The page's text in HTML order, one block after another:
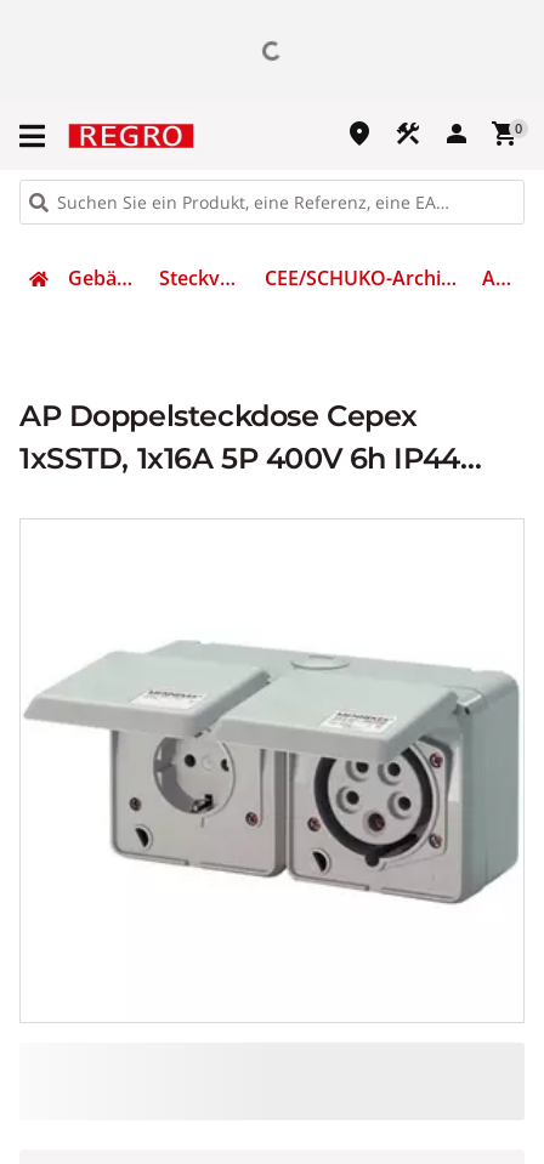
place construction person shopping_cart0
Gebäudetechnik Steckvorrichtungen CEE/SCHUKO-Architekturprogramm (IP44) AM 4202
AP Doppelsteckdose Cepex
1xSSTD, 1x16A 5P 400V 6h IP44